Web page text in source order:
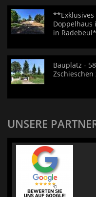
Doppelhaus
in
Bauplatz -
Zschieschen
UNSERE